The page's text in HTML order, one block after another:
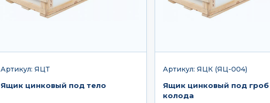
Артикул: ЯЦТ
Ящик цинковый под тело
Артикул: ЯЦК (ЯЦ-004)
Ящик цинковый под гроб
колода